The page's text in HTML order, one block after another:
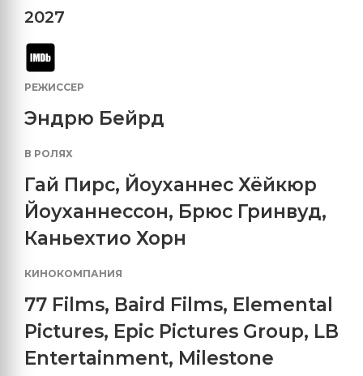
2027
РЕЖИССЕР
Эндрю Бейрд
В РОЛЯХ
Гай Пирс, Йоуханнес Хёйкюр
Йоуханнессон, Брюс Гринвуд,
Каньехтио Хорн
КИНОКОМПАНИЯ
77 Films, Baird Films, Elemental
Pictures, Epic Pictures Group, LB
Entertainment, Milestone